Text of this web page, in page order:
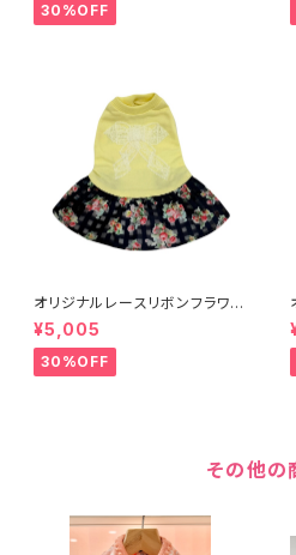
30%OFF
オリジナルレースリボンフラワー
ワンピース イエロー52010
0〜
¥5,005
30%OFF
その他の